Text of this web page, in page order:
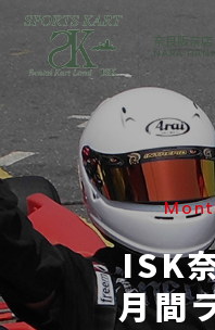
奈良阪奈店
NARA
ISK
月間